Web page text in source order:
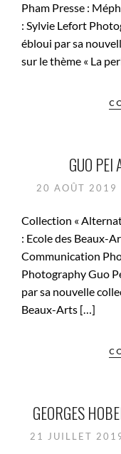
Pham Presse :
: Sylvie Lefort
ébloui par sa
sur le thème « La
GUO
20 AOÛT 2019
Collection «
: Ecole des Beaux-
Communication
Photography Guo
par sa nouvelle
Beaux-Arts […]
GEORGES
21 JUILLET